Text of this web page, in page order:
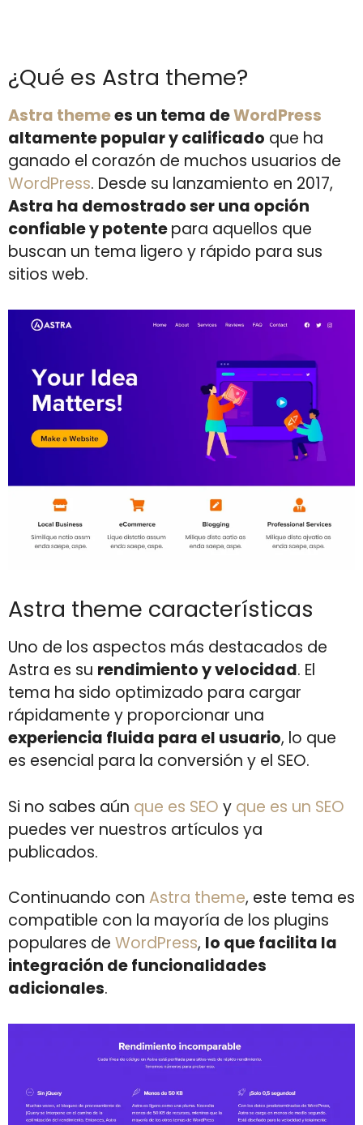
¿Qué es Astra theme?
Astra themees un tema deWordPress
altamente popular y calificado que ha
ganado el corazón de muchos usuarios de
WordPress. Desde su lanzamiento en 2017,
Astra ha demostrado ser una opción
confiable y potentepara aquellos que
buscan un tema ligero y rápido para sus
sitios web.
Astra theme características
Uno de los aspectos más destacados de
Astra es su rendimiento y velocidad. El
tema ha sido optimizado para cargar
rápidamente y proporcionar una
experiencia fluida para el usuario, lo que
es esencial para la conversión y el SEO.
Si no sabes aún que es SEO y que es un SEO
puedes ver nuestros artículos ya
publicados.
Continuando con Astra theme, este tema es
compatible con la mayoría de los plugins
populares de WordPress, lo que facilita la
integración de funcionalidades
adicionales.